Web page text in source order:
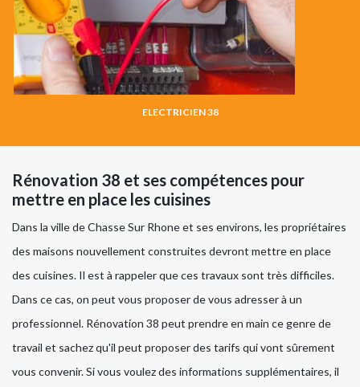
ELECTRICIEN 38
Rénovation 38 et ses compétences pour
mettre en place les cuisines
Dans la ville de Chasse Sur Rhone et ses environs, les propriétaires
des maisons nouvellement construites devront mettre en place
des cuisines. Il est à rappeler que ces travaux sont très difficiles.
Dans ce cas, on peut vous proposer de vous adresser à un
professionnel. Rénovation 38 peut prendre en main ce genre de
travail et sachez qu'il peut proposer des tarifs qui vont sûrement
vous convenir. Si vous voulez des informations supplémentaires, il